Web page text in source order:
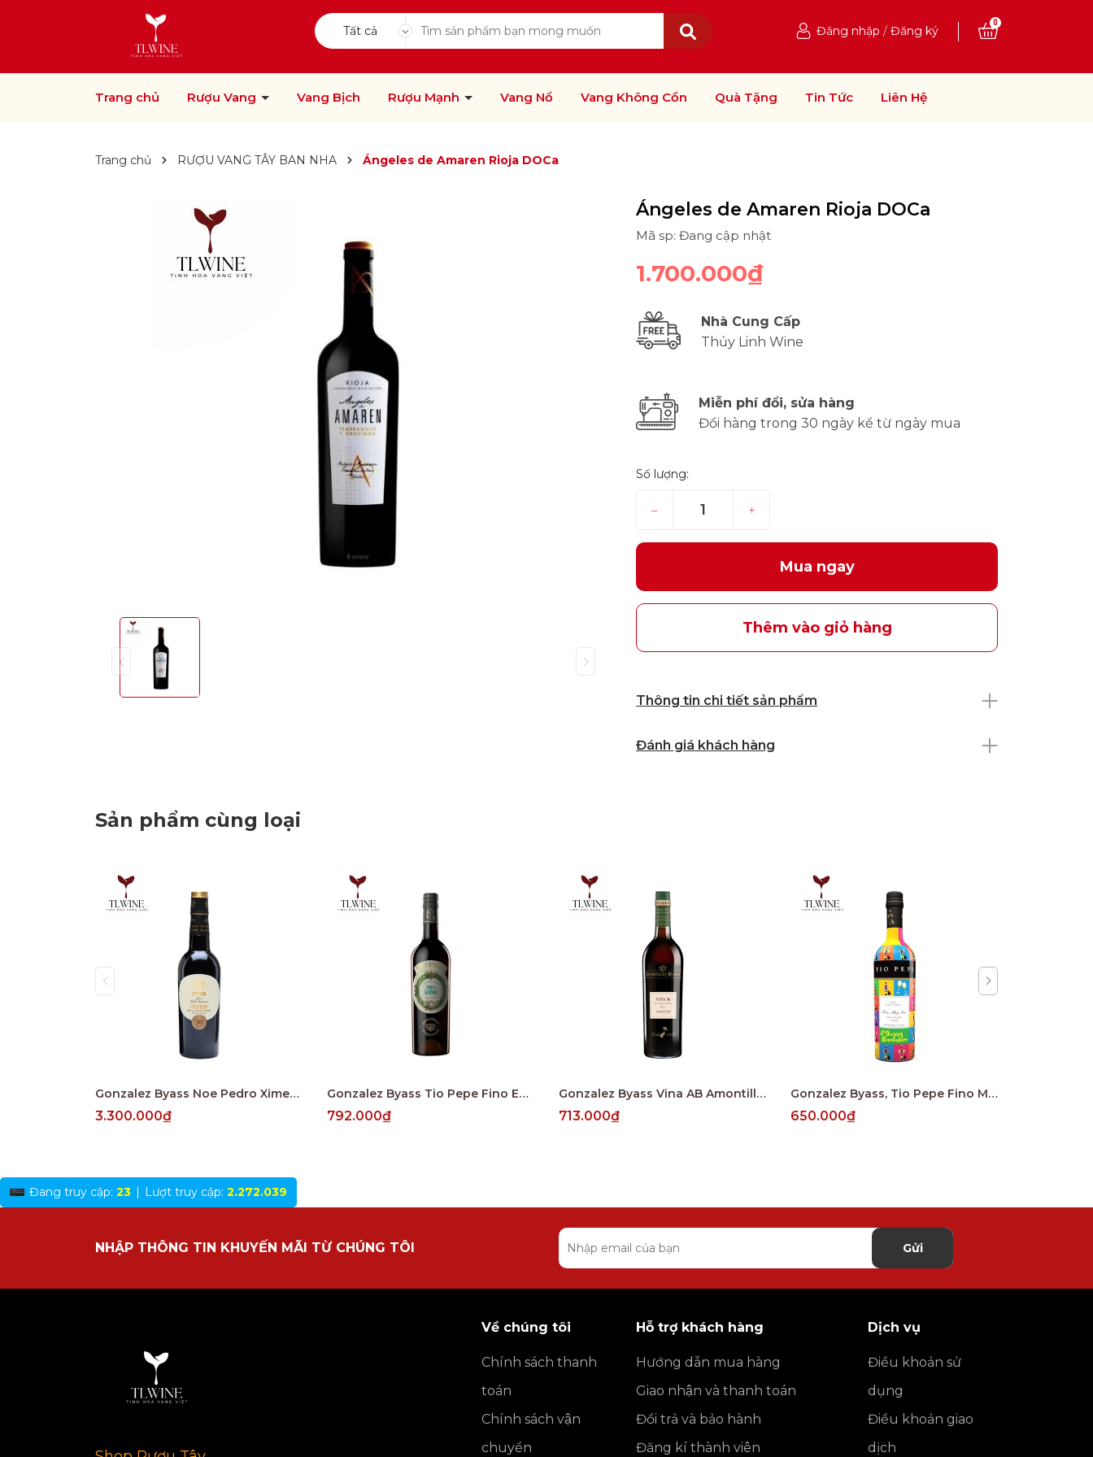
Tất cả Đăng nhập / Đăng ký
0
Trang chủ Rượu Vang Vang Bịch Rượu Mạnh Vang Nổ Vang Không Cồn Quà Tặng Tin Tức Liên Hệ
Trang chủ RƯỢU VANG TÂY BAN NHA Ángeles de Amaren Rioja DOCa
Ángeles de Amaren Rioja DOCa
Mã sp: Đang cập nhật
1.700.000₫
Nhà Cung Cấp
Thủy Linh Wine
Miễn phí đổi, sửa hàng
Đổi hàng trong 30 ngày kể từ ngày mua
Số lượng:
– +
Mua ngay
Thêm vào giỏ hàng
Thông tin chi tiết sản phẩm
Đánh giá khách hàng
Sản phẩm cùng loại
Gonzalez Byass Noe Pedro Ximenez Muy Viejo V.O.R.S
3.300.000₫
Gonzalez Byass Tio Pepe Fino En Rama 4 Years
792.000₫
Gonzalez Byass Vina AB Amontillado 12 Years
713.000₫
Gonzalez Byass, Tio Pepe Fino Muy Seco, Palomino, Jerez DO
650.000₫
Đang truy cập: 23 | Lượt truy cập: 2.272.039
NHẬP THÔNG TIN KHUYẾN MÃI TỪ CHÚNG TÔI Gửi
Về chúng tôi
Chính sách thanh
toán
Chính sách vận
chuyển
Hỗ trợ khách hàng
Hướng dẫn mua hàng
Giao nhận và thanh toán
Đổi trả và bảo hành
Đăng kí thành viên
Dịch vụ
Điều khoản sử
dụng
Điều khoản giao
dịch